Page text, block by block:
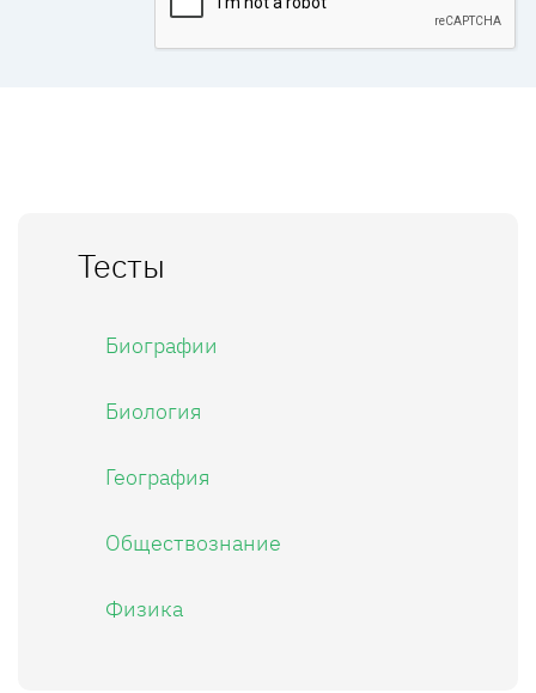
Тесты
Биографии
Биология
География
Обществознание
Физика